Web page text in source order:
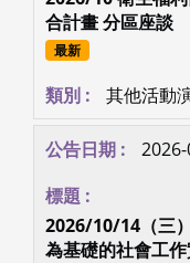
合計畫 分區座談
最新
其他活動
2026/10/14（三
為基礎的社會工